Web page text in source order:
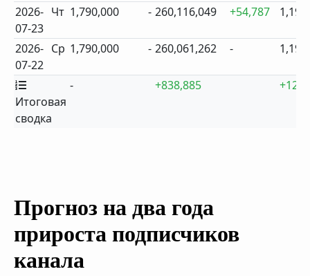
2026-
07-23
Чт 1,790,000 - 260,116,049 +54,787 1,199
2026-
07-22
Ср 1,790,000 - 260,061,262 - 1,199
Итоговая
сводка
- +838,885 +12
Прогноз на два года
прироста подписчиков
канала